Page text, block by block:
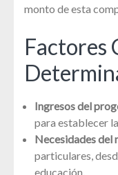
monto de esta
Factores
Ingresos del
para establecer
Necesidades del
particulares,
educación.